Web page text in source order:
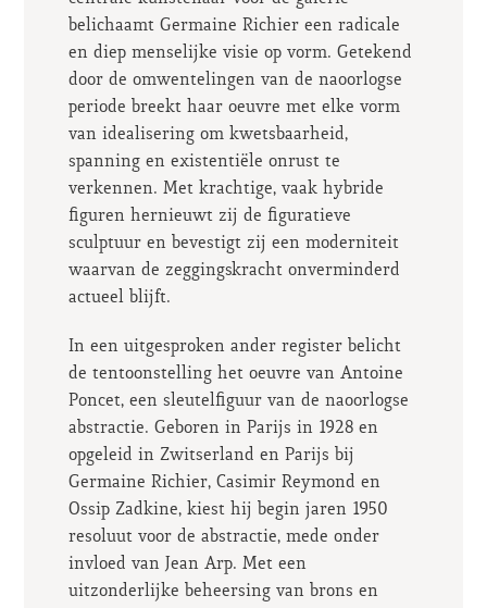
belichaamt Germaine Richier een radicale
en diep menselijke visie op vorm. Getekend
door de omwentelingen van de naoorlogse
periode breekt haar oeuvre met elke vorm
van idealisering om kwetsbaarheid,
spanning en existentiële onrust te
verkennen. Met krachtige, vaak hybride
figuren hernieuwt zij de figuratieve
sculptuur en bevestigt zij een moderniteit
waarvan de zeggingskracht onverminderd
actueel blijft.
In een uitgesproken ander register belicht
de tentoonstelling het oeuvre van Antoine
Poncet, een sleutelfiguur van de naoorlogse
abstractie. Geboren in Parijs in 1928 en
opgeleid in Zwitserland en Parijs bij
Germaine Richier, Casimir Reymond en
Ossip Zadkine, kiest hij begin jaren 1950
resoluut voor de abstractie, mede onder
invloed van Jean Arp. Met een
uitzonderlijke beheersing van brons en